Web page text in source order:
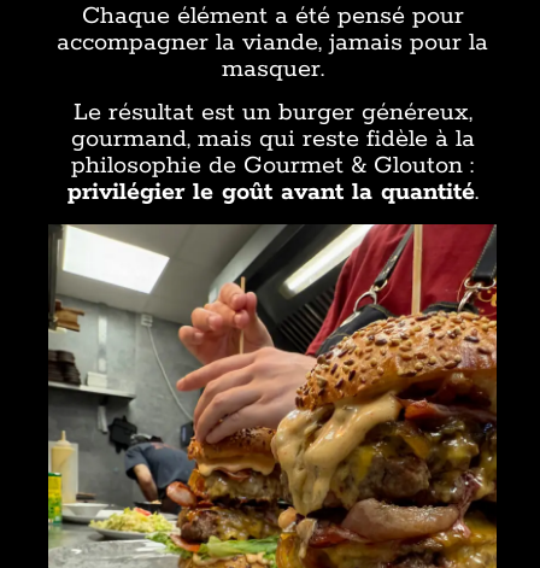
Chaque élément a été pensé pour
accompagner la viande, jamais pour la
masquer.
Le résultat est un burger généreux,
gourmand, mais qui reste fidèle à la
philosophie de Gourmet & Glouton :
privilégier le goût avant la quantité.